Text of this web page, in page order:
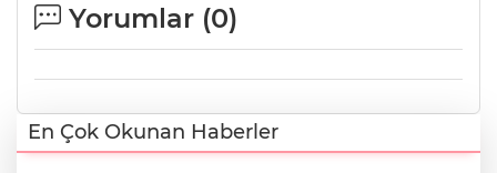
Yorumlar (0)
En Çok Okunan Haberler